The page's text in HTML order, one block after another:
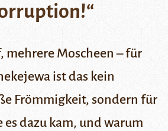
mehrere Moscheen – für
ist das kein
Frömmigkeit, sondern für
dazu kam, und warum